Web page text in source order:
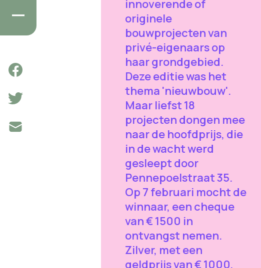
innoverende of
originele
bouwprojecten van
privé-eigenaars op
haar grondgebied.
Deze editie was het
thema 'nieuwbouw'.
Maar liefst 18
projecten dongen mee
naar de hoofdprijs, die
in de wacht werd
gesleept door
Pennepoelstraat 35.
Op 7 februari mocht de
winnaar, een cheque
van € 1500 in
ontvangst nemen.
Zilver, met een
geldprijs van € 1000,